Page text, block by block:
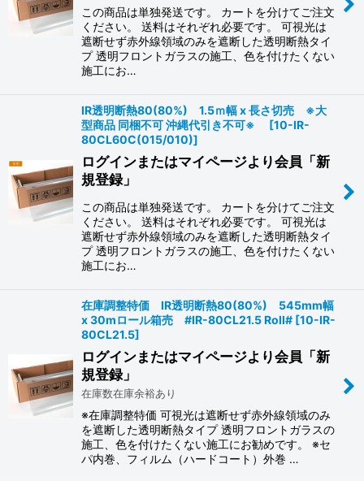
この商品は単独発送です。 カートを分けてご注文
ください。 送料はそれぞれ必要です。 可視光は
遮断せず赤外線領域のみを遮断した透明断熱タイ
プ 透明フロントガラスの施工、色を付けたくない
施工にお…
IR透明断熱80(80%) 1.5ｍ幅 x 長さ切売 ※大
型商品 同梱不可 沖縄代引き不可※
[10-IR-
80CL60C(015/010)]
ログインまたはマイページより会員「新
規登録」
この商品は単独発送です。 カートを分けてご注文
ください。 送料はそれぞれ必要です。 可視光は
遮断せず赤外線領域のみを遮断した透明断熱タイ
プ 透明フロントガラスの施工、色を付けたくない
施工にお…
在庫調整特価 IR透明断熱80(80%) 545mm幅
x 30mロール箱売 #IR-80CL21.5 Roll# [10-IR-
80CL21.5]
ログインまたはマイページより会員「新
規登録」
在庫数在庫余裕あり
※在庫調整特価 可視光は遮断せず赤外線領域のみ
を遮断した透明断熱タイプ 透明フロントガラスの
施工、色を付けたくない施工にお勧めです。 ※セ
パ内巻、フィルム（ハードコート）外巻 …